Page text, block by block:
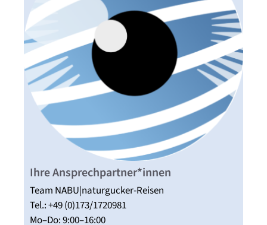
Ihre Ansprechpartner*innen
Team NABU|naturgucker-Reisen
Tel.: +49 (0)173/1720981
Mo–Do: 9:00–16:00